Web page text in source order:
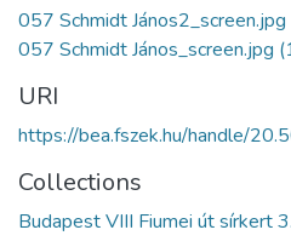
057 Schmidt János2_screen.jpg
057 Schmidt János_screen.jpg
URI
https://bea.fszek.hu/handle/
Collections
Budapest VIII Fiumei út sírkert